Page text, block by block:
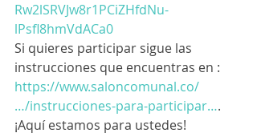
Rw2lSRVJw8r1PCiZHfdNu-
lPsfl8hmVdACa0
Si quieres participar sigue las
instrucciones que encuentras en :
https://www.saloncomunal.co/
…/instrucciones-para-participar….
¡Aquí estamos para ustedes!